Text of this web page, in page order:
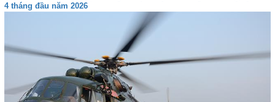
4 tháng đầu năm 2026